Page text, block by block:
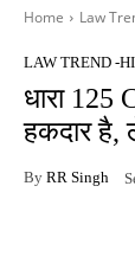
Home Law
LAW TREND -
धारा 125
हकदार है,
By RR Singh